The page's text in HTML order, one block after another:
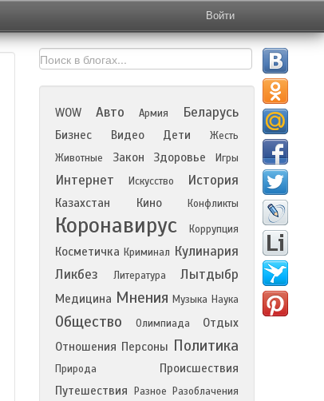
Войти
WOW Авто Армия Беларусь
Бизнес Видео Дети
Жесть
Животные
Закон Здоровье Игры
Интернет Искусство История
Казахстан Кино Конфликты
Коронавирус Коррупция
Косметичка Криминал Кулинария
Ликбез
Литература Лытдыбр
Медицина Мнения Музыка Наука
Общество Олимпиада
Отдых
Отношения Персоны Политика
Природа
Происшествия
Путешествия
Разное Разоблачения